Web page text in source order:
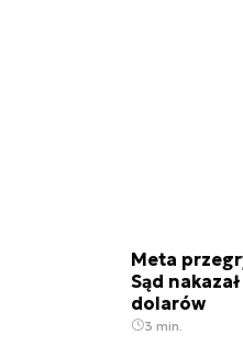
Meta
Sąd
dolarów
3 min.